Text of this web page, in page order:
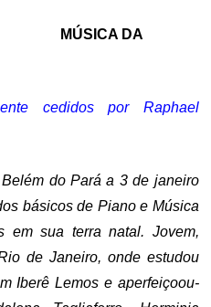
MÚSICA DA
cedidos por Raphael
do Pará a 3 de janeiro
básicos de Piano e Música
em sua terra natal. Jovem,
de Janeiro, onde estudou
Iberê Lemos e aperfeiçoou-